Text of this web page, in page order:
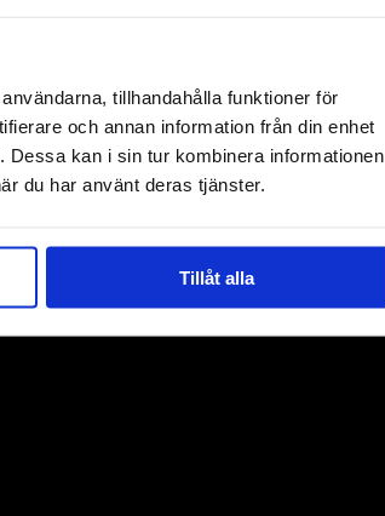
tillhandahålla funktioner för
och annan information från din enhet
kan i sin tur kombinera informationen
du har använt deras tjänster.
Tillåt alla